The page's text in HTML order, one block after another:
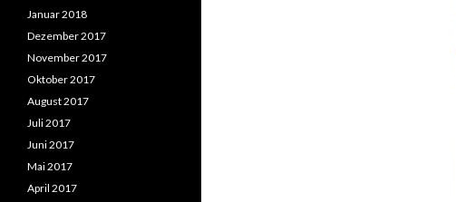
Januar 2018
Dezember 2017
November 2017
Oktober 2017
August 2017
Juli 2017
Juni 2017
Mai 2017
April 2017